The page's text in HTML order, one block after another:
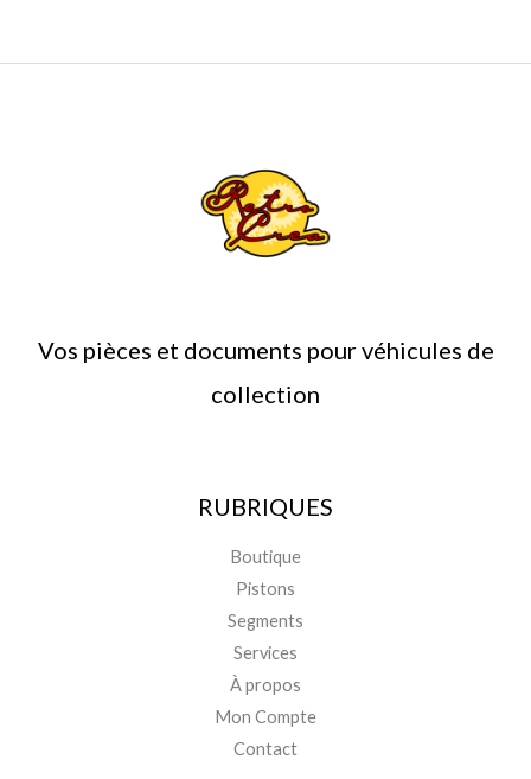
Vos pièces et documents pour véhicules de
collection
RUBRIQUES
Boutique
Pistons
Segments
Services
À propos
Mon Compte
Contact